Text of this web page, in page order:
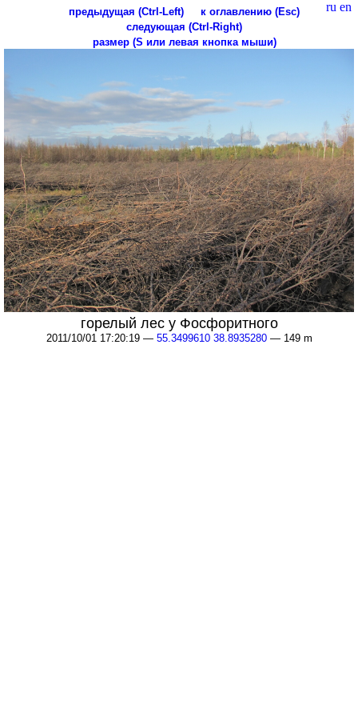
ru en
предыдущая (Ctrl-Left)
к оглавлению (Esc)
следующая (Ctrl-Right)
размер (S или левая кнопка мыши)
горелый лес у Фосфоритного
2011/10/01 17:20:19 — 55.3499610 38.8935280— 149 m